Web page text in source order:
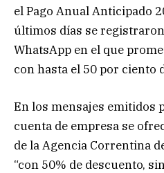
el Pago Anual Anticipado
últimos días se
WhatsApp en el que
con hasta el 50 por ciento
En los mensajes emitidos
cuenta de empresa se
de la Agencia Correntina
“con 50% de descuento,